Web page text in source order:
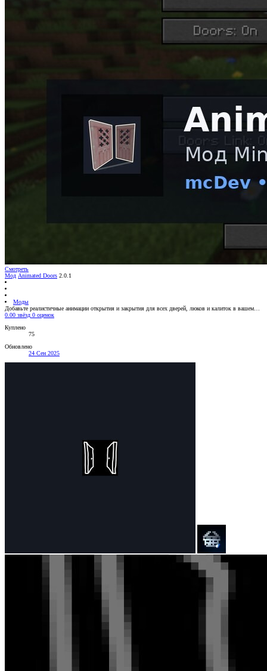
Смотреть
Мод Animated Doors 2.0.1
Моды
Добавьте реалистичные анимации открытия и закрытия для всех дверей, люков и калиток в вашем…
0.00 звёзд 0 оценок
Куплено
75
Обновлено
24 Сен 2025